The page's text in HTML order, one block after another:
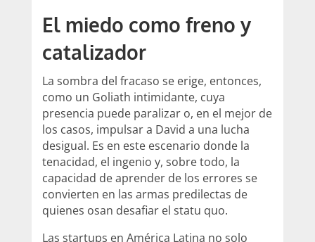
El miedo como freno y
catalizador
La sombra del fracaso se erige, entonces,
como un Goliath intimidante, cuya
presencia puede paralizar o, en el mejor de
los casos, impulsar a David a una lucha
desigual. Es en este escenario donde la
tenacidad, el ingenio y, sobre todo, la
capacidad de aprender de los errores se
convierten en las armas predilectas de
quienes osan desafiar el statu quo.
Las startups en América Latina no solo